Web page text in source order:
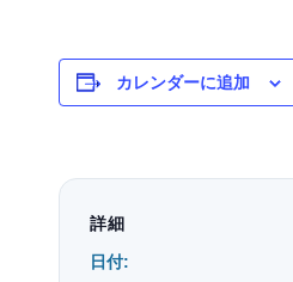
カレンダーに追加
詳細
日付: